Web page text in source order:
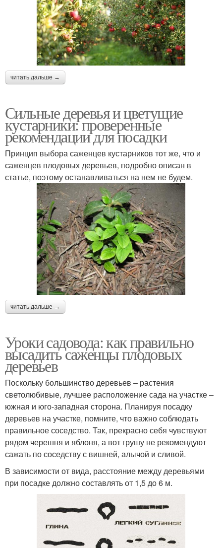
читать дальше →
Сильные деревья и цветущие
кустарники: проверенные
рекомендации для посадки
Принцип выбора саженцев кустарников тот же, что и
саженцев плодовых деревьев, подробно описан в
статье, поэтому останавливаться на нем не будем.
читать дальше →
Уроки садовода: как правильно
высадить саженцы плодовых
деревьев
Поскольку большинство деревьев – растения
светолюбивые, лучшее расположение сада на участке –
южная и юго-западная сторона. Планируя посадку
деревьев на участке, помните, что важно соблюдать
правильное соседство. Так, прекрасно себя чувствуют
рядом черешня и яблоня, а вот грушу не рекомендуют
сажать по соседству с вишней, алычой и сливой.
В зависимости от вида, расстояние между деревьями
при посадке должно составлять от 1,5 до 6 м.